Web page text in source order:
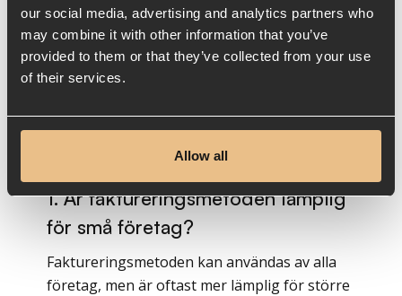
our social media, advertising and analytics partners who
may combine it with other information that you’ve
provided to them or that they’ve collected from your use
of their services.
Allow all
baseras på företagets storlek, omsättning
och behov av ekonomisk översikt.
Vanliga frågor om intern
redovisning
1. Är faktureringsmetoden lämplig
för små företag?
Faktureringsmetoden kan användas av alla
företag, men är oftast mer lämplig för större